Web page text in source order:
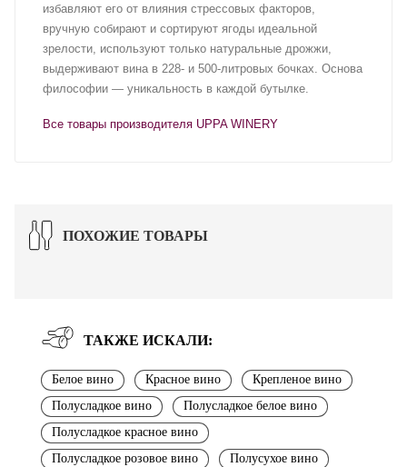
избавляют его от влияния стрессовых факторов,
вручную собирают и сортируют ягоды идеальной
зрелости, используют только натуральные дрожжи,
выдерживают вина в 228- и 500-литровых бочках. Основа
философии — уникальность в каждой бутылке.
Все товары производителя UPPA WINERY
ПОХОЖИЕ ТОВАРЫ
ТАКЖЕ ИСКАЛИ:
Белое вино Красное вино
Крепленое вино
Полусладкое вино
Полусладкое белое вино
Полусладкое красное вино
Полусладкое розовое вино
Полусухое вино